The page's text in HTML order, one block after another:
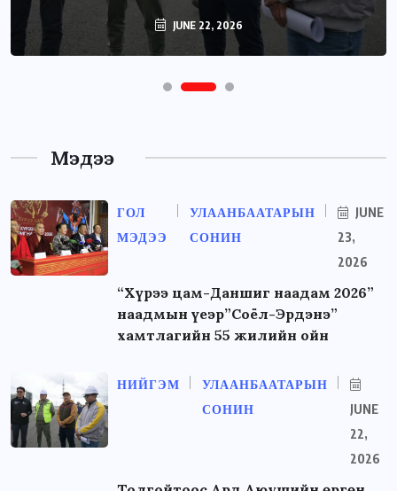
JUNE 22, 2026
Мэдээ
ГОЛ
МЭДЭЭ
УЛААНБААТАРЫН
СОНИН
JUNE
23,
2026
“Хүрээ цам-Даншиг наадам 2026”
наадмын үеэр”Соёл-Эрдэнэ”
хамтлагийн 55 жилийн ойн
НИЙГЭМ
УЛААНБААТАРЫН
СОНИН
JUNE
22,
2026